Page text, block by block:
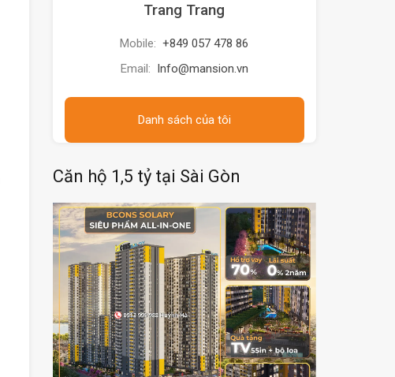
Trang Trang
Mobile: +849 057 478 86
Email: Info@mansion.vn
Danh sách của tôi
Căn hộ 1,5 tỷ tại Sài Gòn